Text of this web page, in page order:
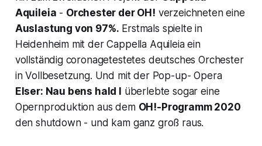
Aquileia - Orchester der OH! verzeichneten eine
Auslastung von 97%. Erstmals spielte in
Heidenheim mit der Cappella Aquileia ein
vollständig coronagetestetes deutsches Orchester
in Vollbesetzung. Und mit der Pop-up- Opera
Elser: Nau bens hald I überlebte sogar eine
Opernproduktion aus dem OH!-Programm 2020
den shutdown - und kam ganz groß raus.